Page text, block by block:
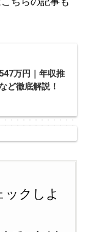
万円｜年収推
ど徹底解説！
クしよ